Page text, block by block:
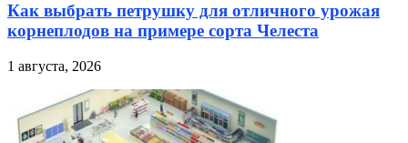
Как выбрать петрушку для отличного урожая
корнеплодов на примере сорта Челеста
1 августа, 2026